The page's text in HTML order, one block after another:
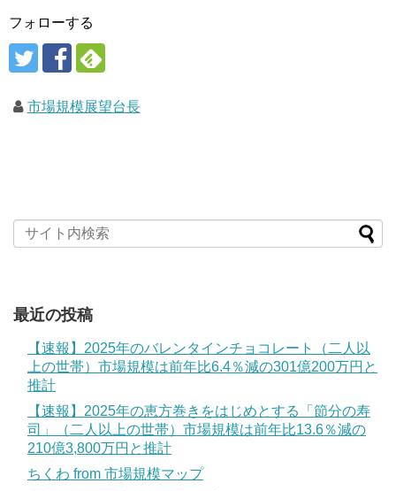
フォローする
市場規模展望台長
最近の投稿
【速報】2025年のバレンタインチョコレート（二人以
上の世帯）市場規模は前年比6.4％減の301億200万円と
推計
【速報】2025年の恵方巻きをはじめとする「節分の寿
司」（二人以上の世帯）市場規模は前年比13.6％減の
210億3,800万円と推計
ちくわ from 市場規模マップ